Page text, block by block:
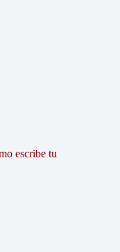
escribe tu